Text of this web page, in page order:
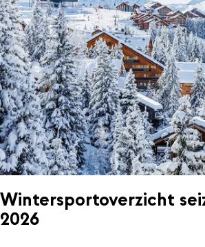
Wintersportoverzicht
2026